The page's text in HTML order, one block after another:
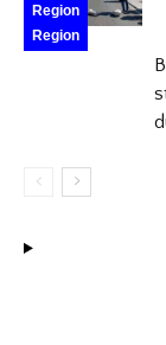
Region
Region